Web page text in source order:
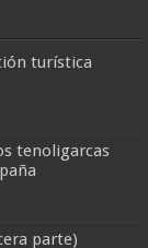
turística
tenoligarcas
parte)